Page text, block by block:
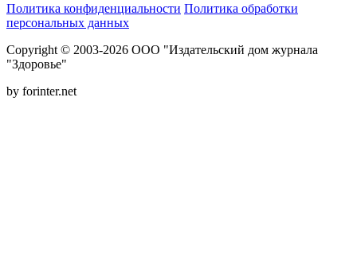
Политика конфиденциальности Политика обработки
персональных данных
Copyright © 2003-2026 ООО "Издательский дом журнала
"Здоровье"
by forinter.net